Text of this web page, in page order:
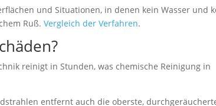
und Situationen, in denen kein Wasser und
Ruß.Vergleich der Verfahren.
reinigt in Stunden, was chemische Reinigung in
entfernt auch die oberste,